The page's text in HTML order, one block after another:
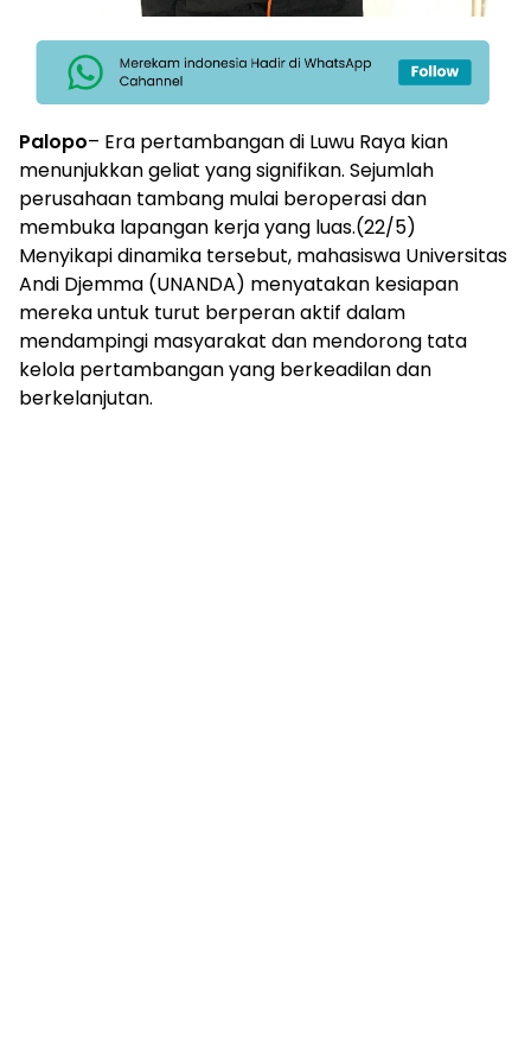
Palopo– Era pertambangan di Luwu Raya kian
menunjukkan geliat yang signifikan. Sejumlah
perusahaan tambang mulai beroperasi dan
membuka lapangan kerja yang luas.(22/5)
Menyikapi dinamika tersebut, mahasiswa Universitas
Andi Djemma (UNANDA) menyatakan kesiapan
mereka untuk turut berperan aktif dalam
mendampingi masyarakat dan mendorong tata
kelola pertambangan yang berkeadilan dan
berkelanjutan.